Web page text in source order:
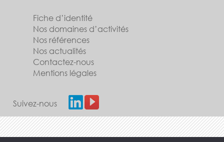
Fiche d’identité
Nos domaines d’activités
Nos références
Nos actualités
Contactez-nous
Mentions légales
Suivez-nous